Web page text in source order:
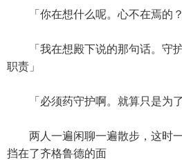
「你在想什么呢。心不在焉的？
「我在想殿下说的那句话。守护
职责」
「必须药守护啊。就算只是为了
两人一遍闲聊一遍散步，这时一
挡在了齐格鲁德的面